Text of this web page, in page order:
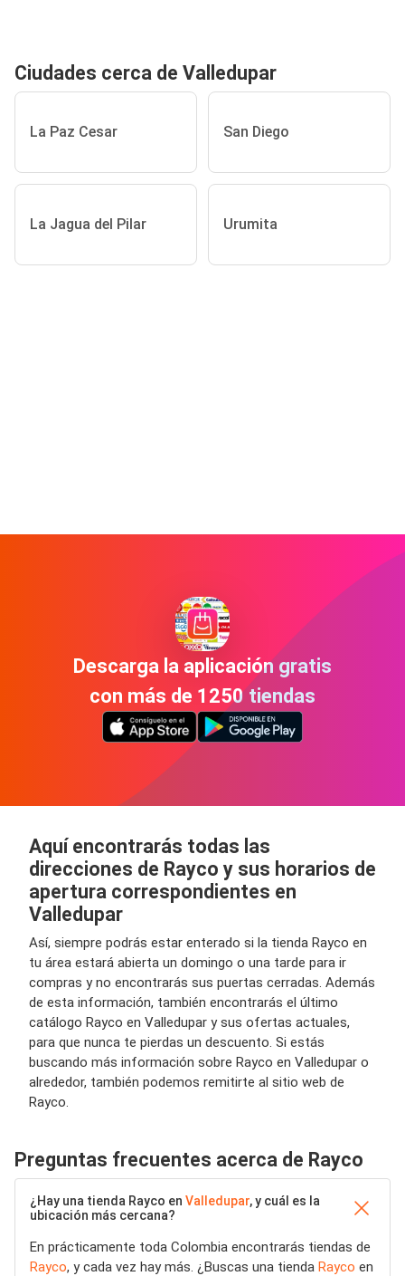
Ciudades cerca de Valledupar
La Paz Cesar San Diego
La Jagua del Pilar Urumita
Descarga la aplicación gratis
con más de 1250 tiendas
Aquí encontrarás todas las
direcciones de Rayco y sus horarios de
apertura correspondientes en
Valledupar
Así, siempre podrás estar enterado si la tienda Rayco en
tu área estará abierta un domingo o una tarde para ir
compras y no encontrarás sus puertas cerradas. Además
de esta información, también encontrarás el último
catálogo Rayco en Valledupar y sus ofertas actuales,
para que nunca te pierdas un descuento. Si estás
buscando más información sobre Rayco en Valledupar o
alrededor, también podemos remitirte al sitio web de
Rayco.
Preguntas frecuentes acerca de Rayco
¿Hay una tienda Rayco en Valledupar, y cuál es la
ubicación más cercana?
En prácticamente toda Colombia encontrarás tiendas de
Rayco, y cada vez hay más. ¿Buscas una tienda Rayco en